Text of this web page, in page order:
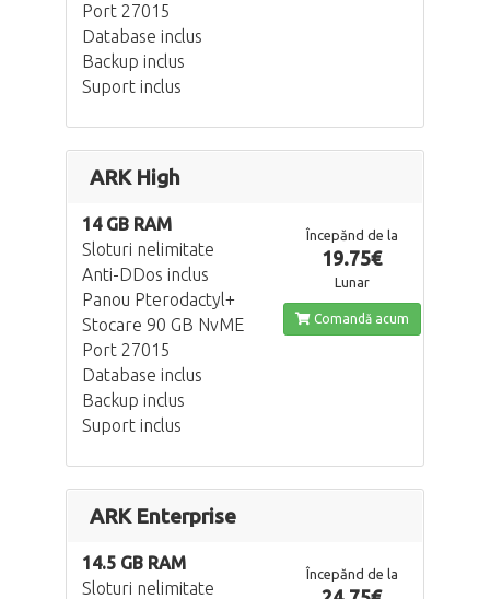
Port 27015
Database inclus
Backup inclus
Suport inclus
ARK High
14 GB RAM
Sloturi nelimitate
Anti-DDos inclus
Panou Pterodactyl+
Stocare 90 GB NvME
Port 27015
Database inclus
Backup inclus
Suport inclus
Începănd de la
19.75€
Lunar
Comandă acum
ARK Enterprise
14.5 GB RAM
Sloturi nelimitate
Începănd de la